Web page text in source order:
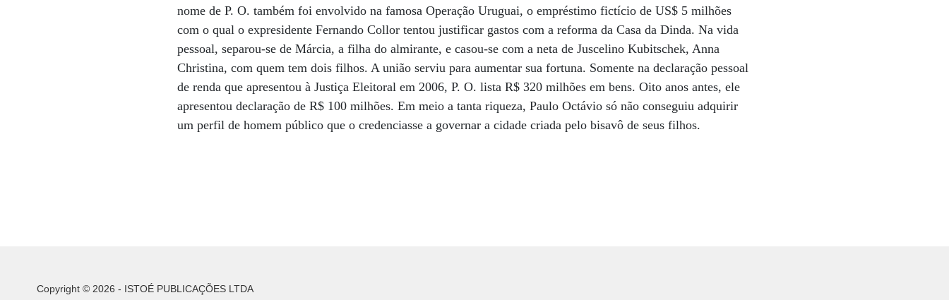
nome de P. O. também foi envolvido na famosa Operação Uruguai, o empréstimo fictício de US$ 5 milhões
com o qual o expresidente Fernando Collor tentou justificar gastos com a reforma da Casa da Dinda. Na vida
pessoal, separou-se de Márcia, a filha do almirante, e casou-se com a neta de Juscelino Kubitschek, Anna
Christina, com quem tem dois filhos. A união serviu para aumentar sua fortuna. Somente na declaração pessoal
de renda que apresentou à Justiça Eleitoral em 2006, P. O. lista R$ 320 milhões em bens. Oito anos antes, ele
apresentou declaração de R$ 100 milhões. Em meio a tanta riqueza, Paulo Octávio só não conseguiu adquirir
um perfil de homem público que o credenciasse a governar a cidade criada pelo bisavô de seus filhos.
Copyright © 2026 - ISTOÉ PUBLICAÇÕES LTDA